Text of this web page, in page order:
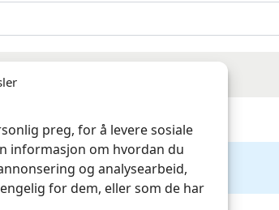
preg, for å levere sosiale
informasjon om hvordan du
og analysearbeid,
for dem, eller som de har